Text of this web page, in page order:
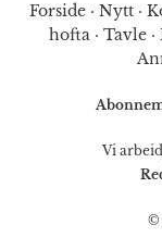
Forside · Nytt ·
hofta· Tavle·
Vi
©